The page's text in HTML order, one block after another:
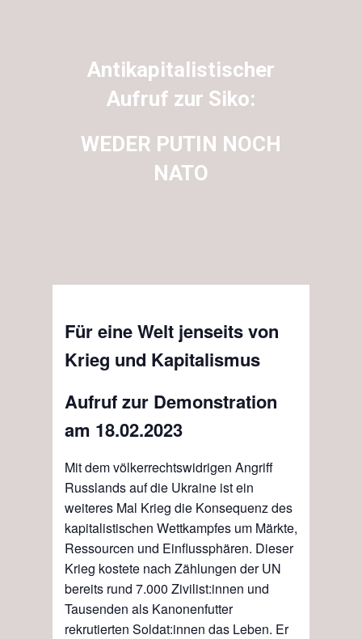
Antikapitalistischer
Aufruf zur Siko:
WEDER PUTIN NOCH
NATO
Für eine Welt jenseits von
Krieg und Kapitalismus
Aufruf zur Demonstration
am 18.02.2023
Mit dem völkerrechtswidrigen Angriff
Russlands auf die Ukraine ist ein
weiteres Mal Krieg die Konsequenz des
kapitalistischen Wettkampfes um Märkte,
Ressourcen und Einflussphären. Dieser
Krieg kostete nach Zählungen der UN
bereits rund 7.000 Zivilist:innen und
Tausenden als Kanonenfutter
rekrutierten Soldat:innen das Leben. Er